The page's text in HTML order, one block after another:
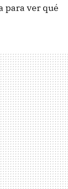
para ver qué